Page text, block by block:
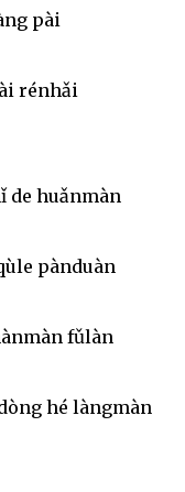
pài
rénhǎi
de huǎnmàn
pànduàn
fǔlàn
hé làngmàn